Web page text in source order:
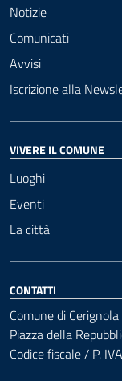
Notizie
Comunicati
Avvisi
Iscrizione alla
VIVERE IL COMUNE
Luoghi
Eventi
La città
CONTATTI
Comune di Cerignola
Piazza della
Codice fiscale / P.